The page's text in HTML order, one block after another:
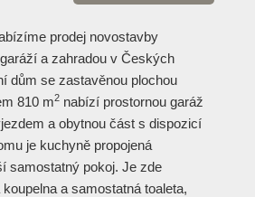
prodej novostavby
a zahradou v Českých
dům se zastavěnou plochou
810 m2 nabízí prostornou garáž
a obytnou část s dispozicí
je kuchyně propojená
samostatný pokoj. Je zde
a samostatná toaleta,